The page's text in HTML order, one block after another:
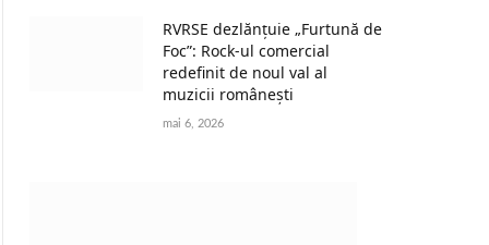
RVRSE dezlănțuie „Furtună de
Foc”: Rock-ul comercial
redefinit de noul val al
muzicii românești
mai 6, 2026